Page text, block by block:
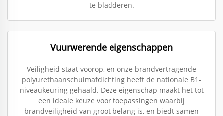
te bladderen.
Vuurwerende eigenschappen
Veiligheid staat voorop, en onze brandvertragende
polyurethaanschuimafdichting heeft de nationale B1-
niveaukeuring gehaald. Deze eigenschap maakt het tot
een ideale keuze voor toepassingen waarbij
brandveiligheid van groot belang is, en biedt samen